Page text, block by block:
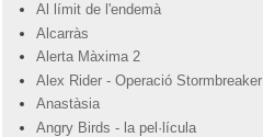
Al límit de l'endemà
Alcarràs
Alerta Màxima 2
Alex Rider - Operació Stormbreaker
Anastàsia
Angry Birds - la pel·lícula